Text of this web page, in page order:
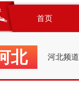
首页
北 河北频道